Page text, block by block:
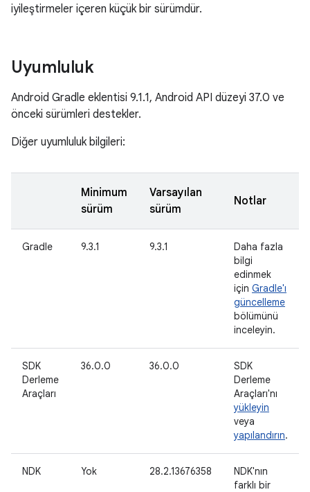
iyileştirmeler içeren küçük bir sürümdür.
Uyumluluk
Android Gradle eklentisi 9.1.1, Android API düzeyi 37.0 ve
önceki sürümleri destekler.
Diğer uyumluluk bilgileri:
Minimum
sürüm
Varsayılan
sürüm
Notlar
Gradle 9.3.1 9.3.1
Daha fazla
bilgi
edinmek
için Gradle'ı
güncelleme
bölümünü
inceleyin.
SDK
Derleme
Araçları
36.0.0 36.0.0
SDK
Derleme
Araçları'nı
yükleyin
veya
yapılandırın.
NDK Yok 28.2.13676358
NDK'nın
farklı bir